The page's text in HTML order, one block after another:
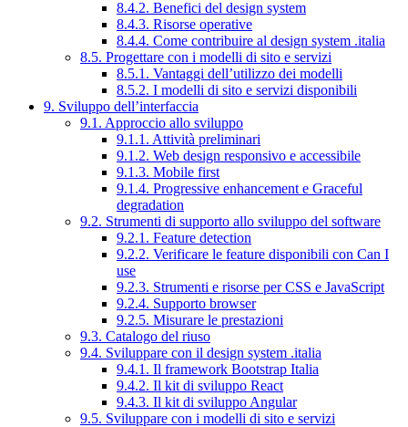
8.4.2. Benefici del design system
8.4.3. Risorse operative
8.4.4. Come contribuire al design system .italia
8.5. Progettare con i modelli di sito e servizi
8.5.1. Vantaggi dell’utilizzo dei modelli
8.5.2. I modelli di sito e servizi disponibili
9. Sviluppo dell’interfaccia
9.1. Approccio allo sviluppo
9.1.1. Attività preliminari
9.1.2. Web design responsivo e accessibile
9.1.3. Mobile first
9.1.4. Progressive enhancement e Graceful
degradation
9.2. Strumenti di supporto allo sviluppo del software
9.2.1. Feature detection
9.2.2. Verificare le feature disponibili con Can I
use
9.2.3. Strumenti e risorse per CSS e JavaScript
9.2.4. Supporto browser
9.2.5. Misurare le prestazioni
9.3. Catalogo del riuso
9.4. Sviluppare con il design system .italia
9.4.1. Il framework Bootstrap Italia
9.4.2. Il kit di sviluppo React
9.4.3. Il kit di sviluppo Angular
9.5. Sviluppare con i modelli di sito e servizi